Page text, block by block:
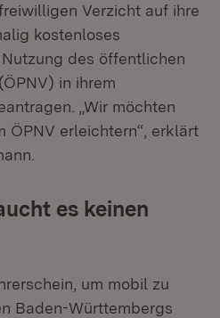
Verzicht auf ihre
kostenloses
des öffentlichen
in ihrem
„Wir möchten
ÖPNV erleichtern“, erklärt
es keinen
um mobil zu
Baden-Württembergs